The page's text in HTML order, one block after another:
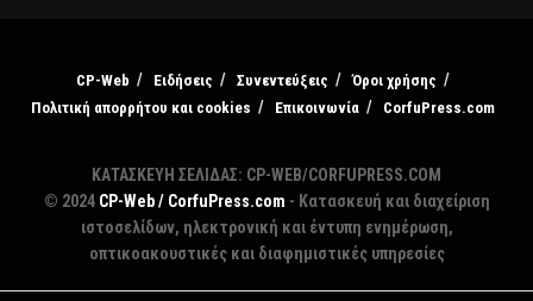
CP-Web Ειδήσεις Συνεντεύξεις
Όροι χρήσης
Πολιτική απορρήτου και cookies
Επικοινωνία CorfuPress.com
ΚΑΤΑΣΚΕΥΗ ΣΕΛΙΔΑΣ: CP-WEB/CORFUPRESS.COM
© 2024 CP-Web / CorfuPress.com - Κατασκευή και διαχείριση
ιστοσελίδων, ηλεκτρονική και έντυπη ενημέρωση,
οπτικοακουστικές και διαφημιστικές υπηρεσίες